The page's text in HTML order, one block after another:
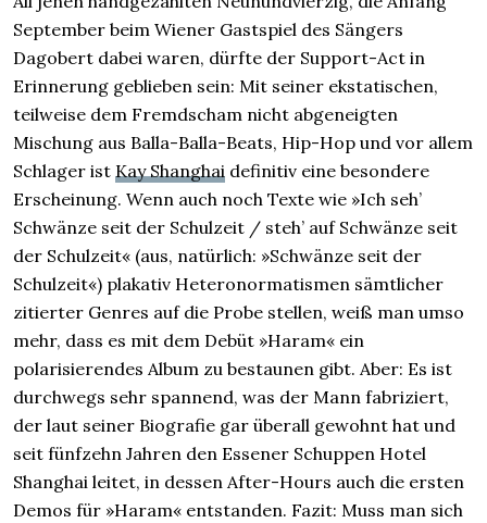
September beim Wiener Gastspiel des Sängers
Dagobert dabei waren, dürfte der Support-Act in
Erinnerung geblieben sein: Mit seiner ekstatischen,
teilweise dem Fremdscham nicht abgeneigten
Mischung aus Balla-Balla-Beats, Hip-Hop und vor allem
Schlager ist Kay Shanghai definitiv eine besondere
Erscheinung. Wenn auch noch Texte wie »Ich seh’
Schwänze seit der Schulzeit / steh’ auf Schwänze seit
der Schulzeit« (aus, natürlich: »Schwänze seit der
Schulzeit«) plakativ Heteronormatismen sämtlicher
zitierter Genres auf die Probe stellen, weiß man umso
mehr, dass es mit dem Debüt »Haram« ein
polarisierendes Album zu bestaunen gibt. Aber: Es ist
durchwegs sehr spannend, was der Mann fabriziert,
der laut seiner Biografie gar überall gewohnt hat und
seit fünfzehn Jahren den Essener Schuppen Hotel
Shanghai leitet, in dessen After-Hours auch die ersten
Demos für »Haram« entstanden. Fazit: Muss man sich